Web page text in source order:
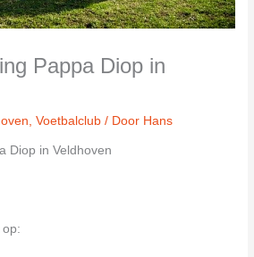
Pappa Diop in
,Voetbalclub / Door Hans
Diop in Veldhoven